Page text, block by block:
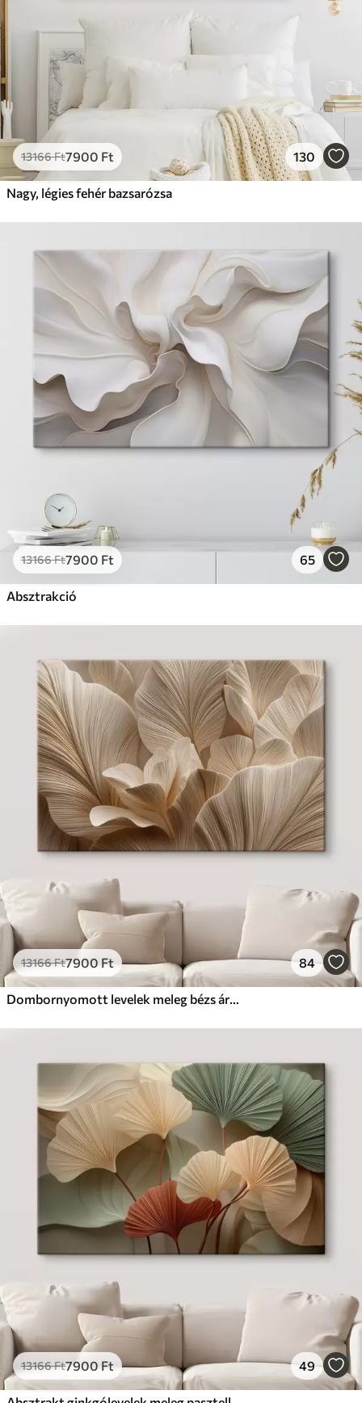
13166Ft7900 Ft 130
Nagy, légies fehér bazsarózsa
13166Ft7900 Ft 65
Absztrakció
13166Ft7900 Ft 84
Dombornyomott levelek meleg bézs árnyalatokban
13166Ft7900Ft 49